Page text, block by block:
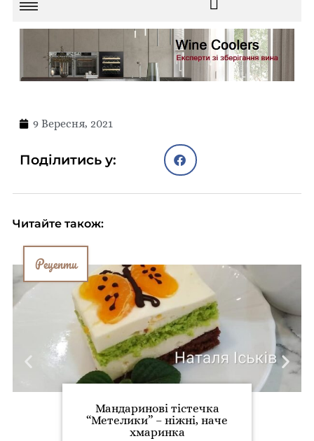
9 Вересня, 2021
Поділитись у:
Читайте також:
Рецепти
Мандаринові тістечка
“Метелики” – ніжні, наче
хмаринка